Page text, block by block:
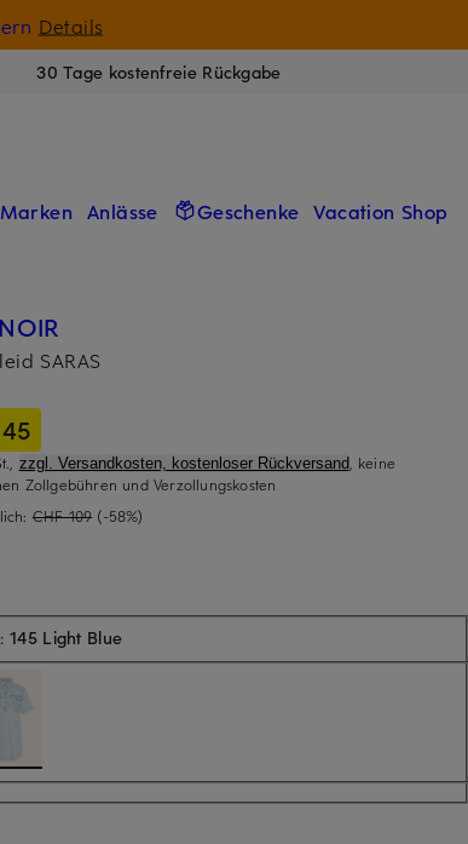
Details
30 Tage kostenfreie Rückgabe
Marken Anlässe Geschenke Vacation Shop
SARAS
zzgl. Versandkosten, kostenloser Rückversand, keine
Zollgebühren und Verzollungskosten
CHF 109 (-58%)
145 Light Blue